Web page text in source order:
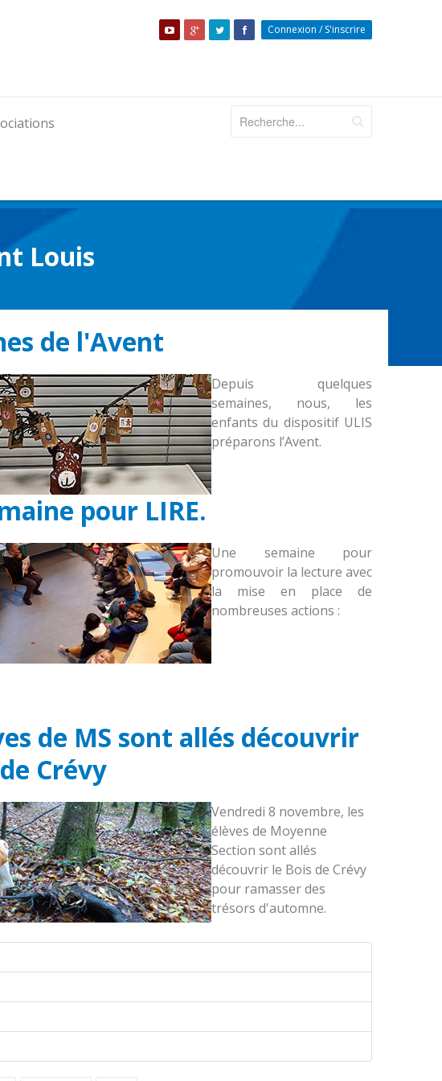
Connexion /S'inscrire
Louis
de l'Avent
Depuis quelques
semaines, nous, les
enfants du dispositif ULIS
préparons l’Avent.
pour LIRE.
Une semaine pour
promouvoir la lecture avec
la mise en place de
nombreuses actions :
de MS sont allés découvrir
Crévy
Vendredi 8 novembre, les
élèves de Moyenne
Section sont allés
découvrir le Bois de Crévy
pour ramasser des
trésors d'automne.